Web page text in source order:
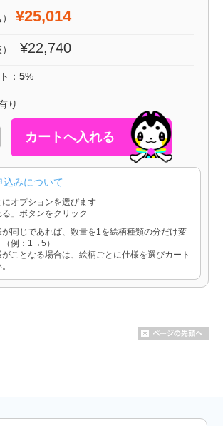
¥25,014
¥22,740
： 5%
り
みについて
オプションを選びます
」ボタンをクリック
同じであれば、数量を1を絵柄種類の分だけ変
例：1→5）
ことなる場合は、絵柄ごとに仕様を選びカート